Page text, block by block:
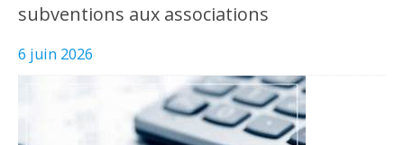
subventions aux associations
6 juin 2026